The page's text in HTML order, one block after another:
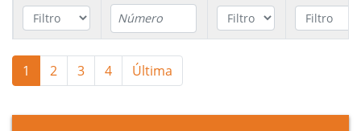
Cables
H05VV5-F
V4403011GR000
Cables
1 2 3 4 Última